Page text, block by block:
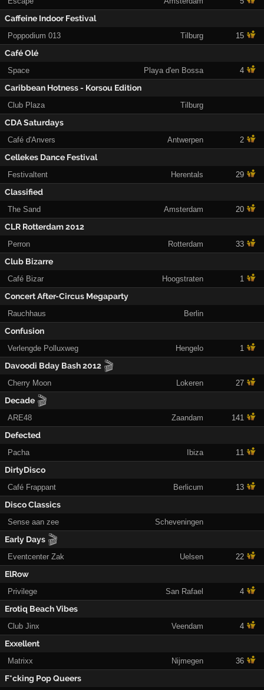
Caffeine Indoor Festival
Poppodium 013 Tilburg 15
Café Olé
Space Playa d'en Bossa 4
Caribbean Hotness - Korsou Edition
Club Plaza Tilburg
CDA Saturdays
Café d'Anvers Antwerpen 2
Cellekes Dance Festival
Festivaltent Herentals 29
Classified
The Sand Amsterdam 20
CLR Rotterdam 2012
Perron Rotterdam 33
Club Bizarre
Café Bizar Hoogstraten 1
Concert After-Circus Megaparty
Rauchhaus Berlin
Confusion
Verlengde Polluxweg Hengelo 1
Davoodi Bday Bash 2012 🎬
Cherry Moon Lokeren 27
Decade 🎬
ARE48 Zaandam 141
Defected
Pacha Ibiza 11
DirtyDisco
Café Frappant Berlicum 13
Disco Classics
Sense aan zee Scheveningen
Early Days 🎬
Eventcenter Zak Uelsen 22
ElRow
Privilege San Rafael 4
Erotiq Beach Vibes
Club Jinx Veendam 4
Exxellent
Matrixx Nijmegen 36
F*cking Pop Queers